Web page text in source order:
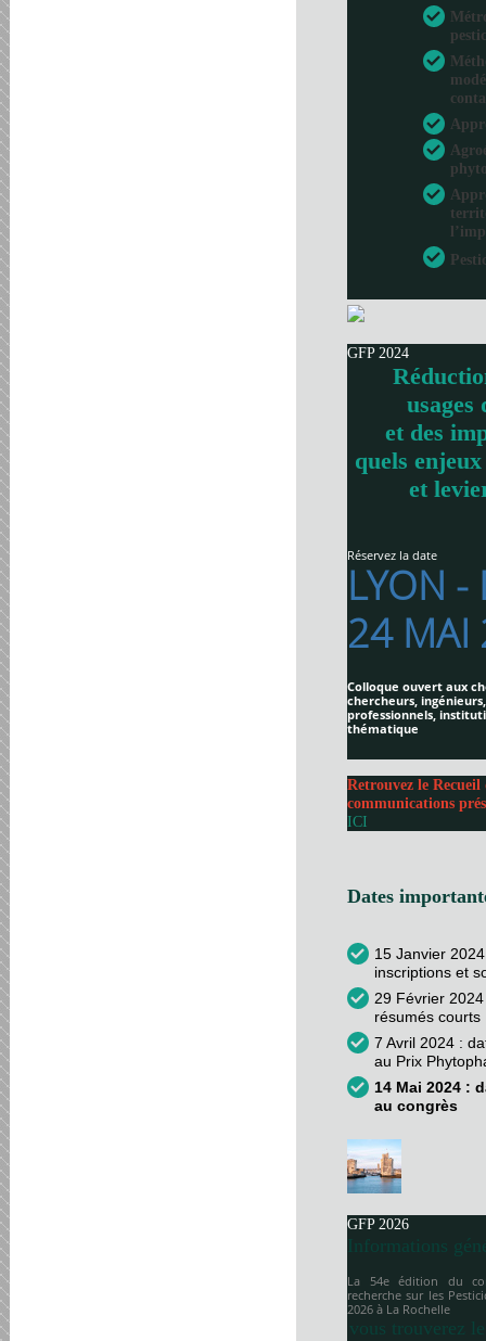
GFP 2024
usages
et des
quels
et
Réservez la date
LYON
24 MAI
Colloque ouvert aux
chercheurs,
professionnels,
thématique
Retrouvez le Recueil
communications
ICI
Dates
15 Janvier
inscriptions et
29 Février
résumés courts
7 Avril 2024 :
au Prix
14 Mai 2024 :
au congrès
GFP 2026
Informations
La 54e édition du
recherche sur les
2026 à La Rochelle
vous trouverez